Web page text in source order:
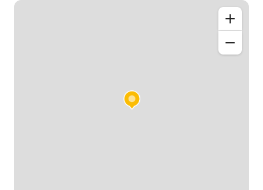
(mathématiques, français, anglais) ainsi que de la